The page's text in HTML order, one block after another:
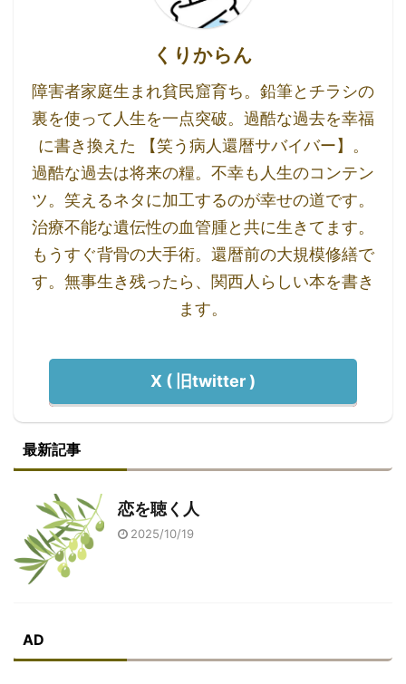
くりからん
障害者家庭生まれ貧民窟育ち。鉛筆とチラシの
裏を使って人生を一点突破。過酷な過去を幸福
に書き換えた 【笑う病人還暦サバイバー】。
過酷な過去は将来の糧。不幸も人生のコンテン
ツ。笑えるネタに加工するのが幸せの道です。
治療不能な遺伝性の血管腫と共に生きてます。
もうすぐ背骨の大手術。還暦前の大規模修繕で
す。無事生き残ったら、関西人らしい本を書き
ます。
X ( 旧twitter )
最新記事
恋を聴く人
2025/10/19
AD